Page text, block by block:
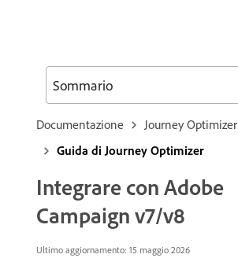
Documentazione
Journey Optimizer
Guida di Journey Optimizer
Integrare con Adobe
Campaign v7/v8
Ultimo aggiornamento: 15 maggio 2026
Sommario